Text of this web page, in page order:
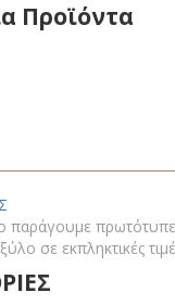
Προϊόντα
σε εκπληκτικές